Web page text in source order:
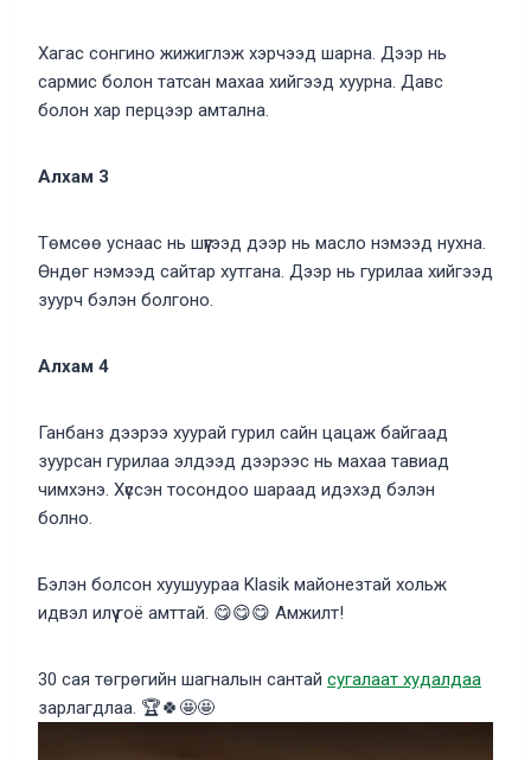
Хагас сонгино жижиглэж хэрчээд шарна. Дээр нь
сармис болон татсан махаа хийгээд хуурна. Давс
болон хар перцээр амтална.
Алхам 3
Төмсөө уснаас нь шүүгээд дээр нь масло нэмээд нухна.
Өндөг нэмээд сайтар хутгана. Дээр нь гурилаа хийгээд
зуурч бэлэн болгоно.
Алхам 4
Ганбанз дээрээ хуурай гурил сайн цацаж байгаад
зуурсан гурилаа элдээд дээрээс нь махаа тавиад
чимхэнэ. Хүссэн тосондоо шараад идэхэд бэлэн
болно.
Бэлэн болсон хуушуураа Klasik майонезтай хольж
идвэл илүү гоё амттай. 😋😋😋 Амжилт!
30 сая төгрөгийн шагналын сантай сугалаат худалдаа
зарлагдлаа. 🏆🍀🤩🤩